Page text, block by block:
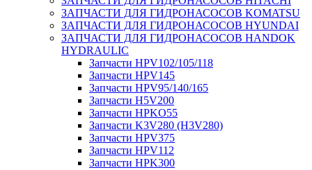
ЗАПЧАСТИ ДЛЯ ГИДРОНАСОСОВ KOMATSU
ЗАПЧАСТИ ДЛЯ ГИДРОНАСОСОВ HYUNDAI
ЗАПЧАСТИ ДЛЯ ГИДРОНАСОСОВ HANDOK
HYDRAULIC
Запчасти HPV102/105/118
Запчасти HPV145
Запчасти HPV95/140/165
Запчасти H5V200
Запчасти HPKO55
Запчасти K3V280 (H3V280)
Запчасти HPV375
Запчасти HPV112
Запчасти HPK300